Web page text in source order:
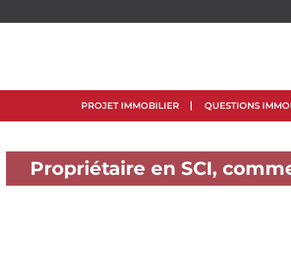
PROJET IMMOBILIER QUESTIONS
Propriétaire en SCI,